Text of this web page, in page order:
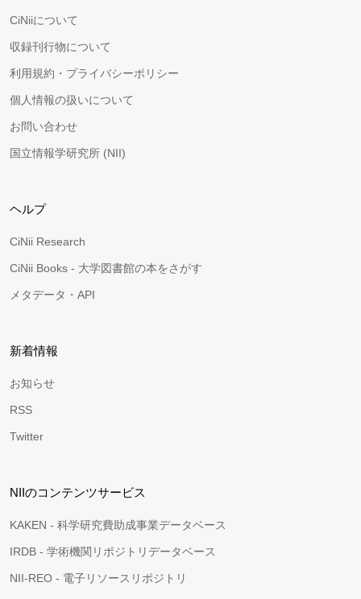
CiNiiについて
収録刊行物について
利用規約・プライバシーポリシー
個人情報の扱いについて
お問い合わせ
国立情報学研究所 (NII)
ヘルプ
CiNii Research
CiNii Books - 大学図書館の本をさがす
メタデータ・API
新着情報
お知らせ
RSS
Twitter
NIIのコンテンツサービス
KAKEN - 科学研究費助成事業データベース
IRDB - 学術機関リポジトリデータベース
NII-REO - 電子リソースリポジトリ